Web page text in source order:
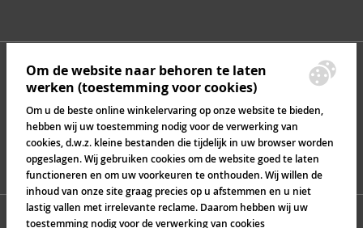
Om de website naar behoren te laten
werken (toestemming voor cookies)
Om u de beste online winkelervaring op onze website te bieden,
hebben wij uw toestemming nodig voor de verwerking van
cookies, d.w.z. kleine bestanden die tijdelijk in uw browser worden
opgeslagen. Wij gebruiken cookies om de website goed te laten
functioneren en om uw voorkeuren te onthouden. Wij willen de
inhoud van onze site graag precies op u afstemmen en u niet
lastig vallen met irrelevante reclame. Daarom hebben wij uw
toestemming nodig voor de verwerking van cookies